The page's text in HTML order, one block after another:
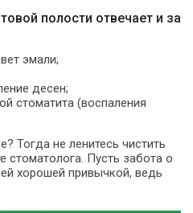
полости отвечает и за
эмали;
десен;
стоматита (воспаления
Тогда не ленитесь чистить
стоматолога. Пусть забота о
хорошей привычкой, ведь